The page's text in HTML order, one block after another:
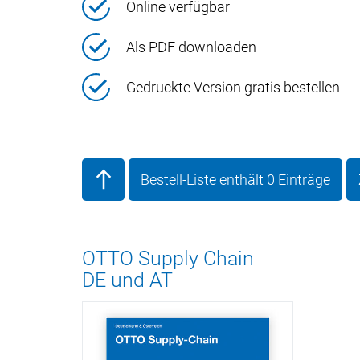
Online verfügbar
Als PDF downloaden
Gedruckte Version gratis bestellen
Bestell-Liste enthält 0 Einträge
OTTO Supply Chain
DE und AT